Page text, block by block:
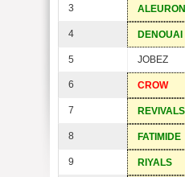
3
4 DENOUAI
5 JOBEZ
6 CROW
7 REVIVALS
8 FATIMIDE
9 RIYALS